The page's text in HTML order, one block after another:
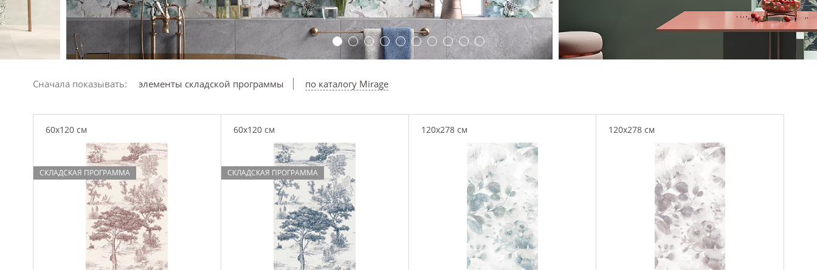
Сначала показывать: элементы складской программы по каталогу Mirage
60x120 см
СКЛАДСКАЯ ПРОГРАММА
60x120 см
СКЛАДСКАЯ ПРОГРАММА
120x278 см 120x278 см